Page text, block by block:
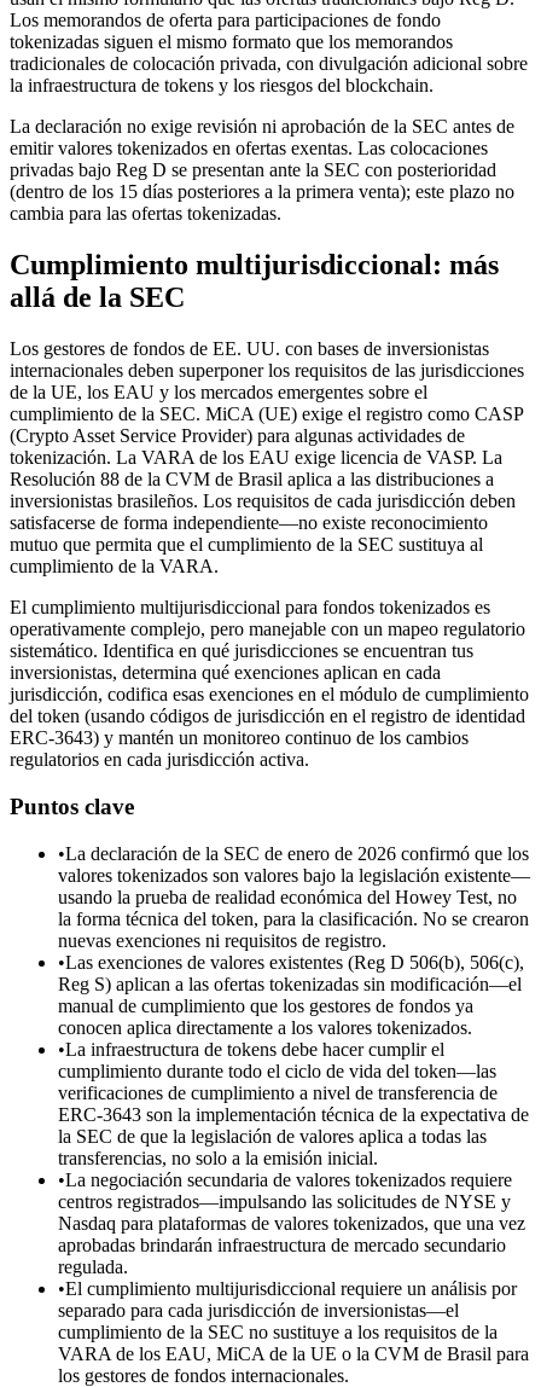
Los memorandos de oferta para participaciones de fondo
tokenizadas siguen el mismo formato que los memorandos
tradicionales de colocación privada, con divulgación adicional sobre
la infraestructura de tokens y los riesgos del blockchain.
La declaración no exige revisión ni aprobación de la SEC antes de
emitir valores tokenizados en ofertas exentas. Las colocaciones
privadas bajo Reg D se presentan ante la SEC con posterioridad
(dentro de los 15 días posteriores a la primera venta); este plazo no
cambia para las ofertas tokenizadas.
Cumplimiento multijurisdiccional: más
allá de la SEC
Los gestores de fondos de EE. UU. con bases de inversionistas
internacionales deben superponer los requisitos de las jurisdicciones
de la UE, los EAU y los mercados emergentes sobre el
cumplimiento de la SEC. MiCA (UE) exige el registro como CASP
(Crypto Asset Service Provider) para algunas actividades de
tokenización. La VARA de los EAU exige licencia de VASP. La
Resolución 88 de la CVM de Brasil aplica a las distribuciones a
inversionistas brasileños. Los requisitos de cada jurisdicción deben
satisfacerse de forma independiente—no existe reconocimiento
mutuo que permita que el cumplimiento de la SEC sustituya al
cumplimiento de la VARA.
El cumplimiento multijurisdiccional para fondos tokenizados es
operativamente complejo, pero manejable con un mapeo regulatorio
sistemático. Identifica en qué jurisdicciones se encuentran tus
inversionistas, determina qué exenciones aplican en cada
jurisdicción, codifica esas exenciones en el módulo de cumplimiento
del token (usando códigos de jurisdicción en el registro de identidad
ERC-3643) y mantén un monitoreo continuo de los cambios
regulatorios en cada jurisdicción activa.
Puntos clave
•La declaración de la SEC de enero de 2026 confirmó que los
valores tokenizados son valores bajo la legislación existente—
usando la prueba de realidad económica del Howey Test, no
la forma técnica del token, para la clasificación. No se crearon
nuevas exenciones ni requisitos de registro.
•Las exenciones de valores existentes (Reg D 506(b), 506(c),
Reg S) aplican a las ofertas tokenizadas sin modificación—el
manual de cumplimiento que los gestores de fondos ya
conocen aplica directamente a los valores tokenizados.
•La infraestructura de tokens debe hacer cumplir el
cumplimiento durante todo el ciclo de vida del token—las
verificaciones de cumplimiento a nivel de transferencia de
ERC-3643 son la implementación técnica de la expectativa de
la SEC de que la legislación de valores aplica a todas las
transferencias, no solo a la emisión inicial.
•La negociación secundaria de valores tokenizados requiere
centros registrados—impulsando las solicitudes de NYSE y
Nasdaq para plataformas de valores tokenizados, que una vez
aprobadas brindarán infraestructura de mercado secundario
regulada.
•El cumplimiento multijurisdiccional requiere un análisis por
separado para cada jurisdicción de inversionistas—el
cumplimiento de la SEC no sustituye a los requisitos de la
VARA de los EAU, MiCA de la UE o la CVM de Brasil para
los gestores de fondos internacionales.